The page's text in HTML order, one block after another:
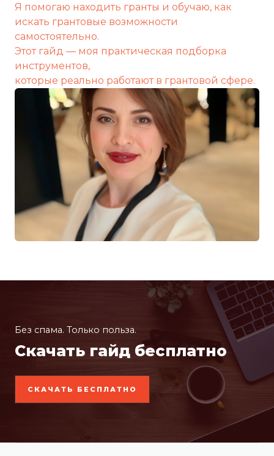
Я помогаю находить гранты и обучаю, как
искать грантовые возможности
самостоятельно.
Этот гайд — моя практическая подборка
инструментов,
которые реально работают в грантовой сфере.
Без спама. Только польза.
Скачать гайд бесплатно
СКАЧАТЬ БЕСПЛАТНО